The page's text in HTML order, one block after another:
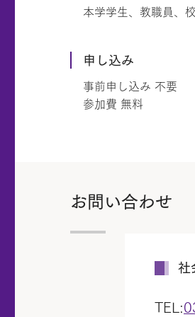
本学学生、教職員、
申し込み
事前申し込み 不要
参加費 無料
お問い合わせ
社
TEL: